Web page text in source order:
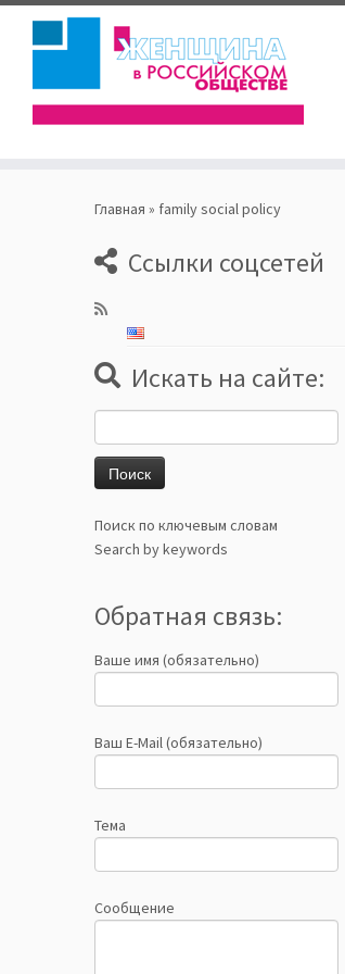
Главная » family social policy
Ссылки соцсетей
Искать на сайте:
Поиск по ключевым словам
Search by keywords
Обратная связь:
Ваше имя (обязательно)
Ваш E-Mail (обязательно)
Тема
Сообщение